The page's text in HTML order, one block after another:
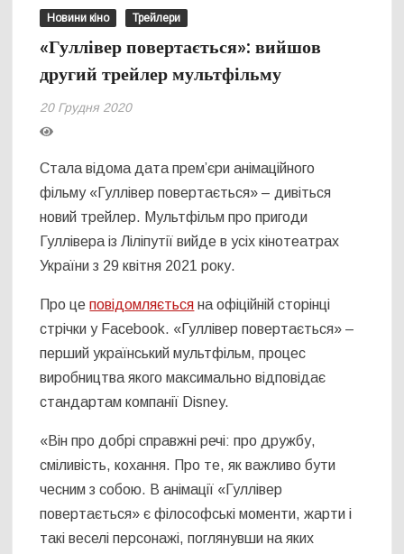
Новини кіно Трейлери
«Гуллівер повертається»: вийшов
другий трейлер мультфільму
20 Грудня 2020
Стала відома дата прем’єри анімаційного
фільму «Гуллівер повертається» – дивіться
новий трейлер. Мультфільм про пригоди
Гуллівера із Ліліпутії вийде в усіх кінотеатрах
України з 29 квітня 2021 року.
Про цеповідомляється на офіційній сторінці
стрічки у Facebook. «Гуллівер повертається» –
перший український мультфільм, процес
виробництва якого максимально відповідає
стандартам компанії Disney.
«Він про добрі справжні речі: про дружбу,
сміливість, кохання. Про те, як важливо бути
чесним з собою. В анімації «Гуллівер
повертається» є філософські моменти, жарти і
такі веселі персонажі, поглянувши на яких